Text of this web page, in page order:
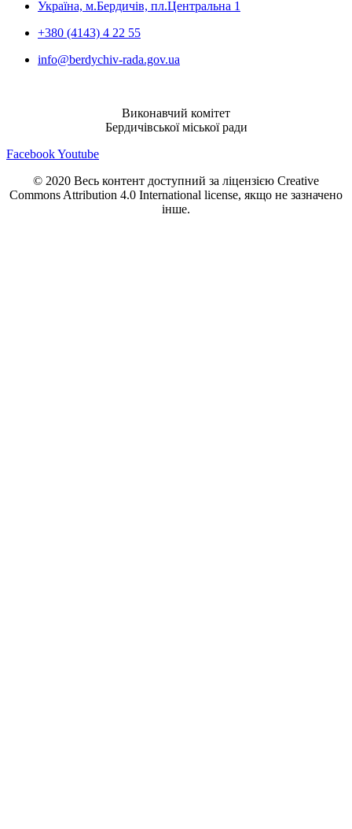
Україна, м.Бердичів, пл.Центральна 1
+380 (4143) 4 22 55
info@berdychiv-rada.gov.ua
Виконавчий комітет
Бердичівської міської ради
FacebookYoutube
© 2020 Весь контент доступний за ліцензією Creative
Commons Attribution 4.0 International license, якщо не зазначено
інше.